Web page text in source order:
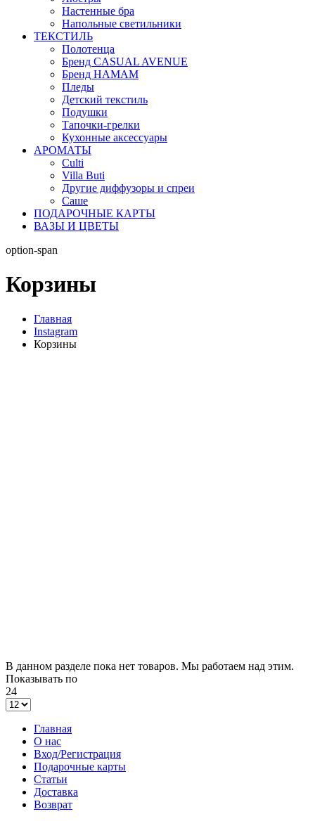
Настенные бра
Напольные светильники
ТЕКСТИЛЬ
Полотенца
Бренд CASUAL AVENUE
Бренд HAMAM
Пледы
Детский текстиль
Подушки
Тапочки-грелки
Кухонные аксессуары
АРОМАТЫ
Culti
Villa Buti
Другие диффузоры и спреи
Саше
ПОДАРОЧНЫЕ КАРТЫ
ВАЗЫ И ЦВЕТЫ
option-span
Корзины
Главная
Instagram
Корзины
В данном разделе пока нет товаров. Мы работаем над этим.
Показывать по
24
Главная
О нас
Вход/Регистрация
Подарочные карты
Статьи
Доставка
Возврат